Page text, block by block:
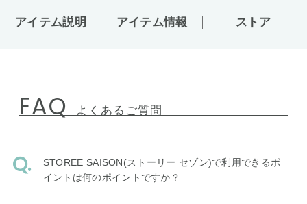
アイテム説明 アイテム情報 ストア
FAQ よくあるご質問
STOREE SAISON(ストーリー セゾン)で利用できるポ
イントは何のポイントですか？